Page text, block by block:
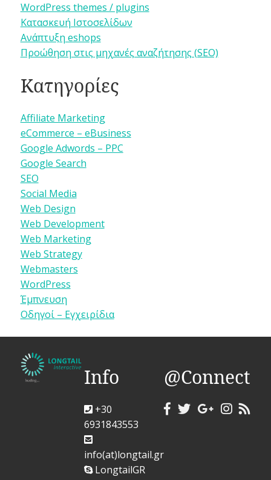
WordPress themes / plugins
Κατασκευή Ιστοσελίδων
Ανάπτυξη eshops
Προώθηση στις μηχανές αναζήτησης (SEO)
Κατηγορίες
Affiliate Marketing
eCommerce – eBusiness
Google Adwords – PPC
Google Search
SEO
Social Media
Web Design
Web Development
Web Marketing
Web Strategy
Webmasters
WordPress
Έμπνευση
Οδηγοί – Εγχειρίδια
Info
+30
6931843553
info(at)longtail.gr
LongtailGR
@Connect